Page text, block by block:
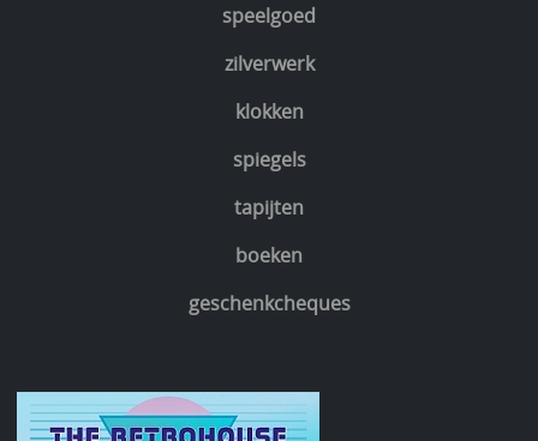
speelgoed
zilverwerk
klokken
spiegels
tapijten
boeken
geschenkcheques